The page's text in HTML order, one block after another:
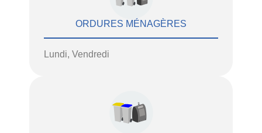
ORDURES MÉNAGÈRES
Lundi, Vendredi